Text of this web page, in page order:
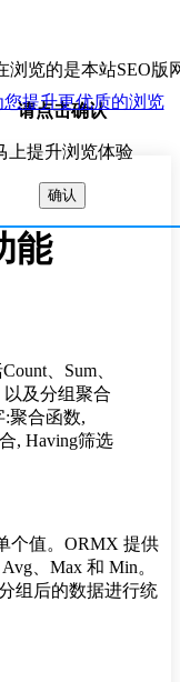
浏览的是本站SEO版
请点击确认
上提升浏览体验
确认
提升更优质的浏览
能
、Sum、
及分组聚合
:聚合函数,
, Having筛选
个值。ORMX 提供
、Max 和 Min。
组后的数据进行统